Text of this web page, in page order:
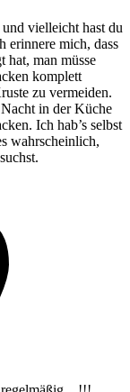
vielleicht hast du
erinnere mich, dass
hat, man müsse
komplett
zu vermeiden.
in der Küche
Ich hab’s selbst
wahrscheinlich,